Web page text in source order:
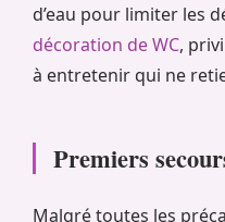
d’eau pour limiter les
décoration de WC,
à entretenir qui ne
Premiers
Malgré toutes les